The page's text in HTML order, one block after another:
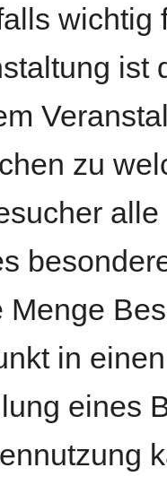
wichtig
ist
zu
Menge
in
eines